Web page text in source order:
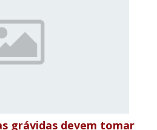
grávidas devem tomar